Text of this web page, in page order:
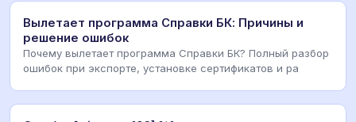
Вылетает программа Справки БК: Причины и
решение ошибок
Почему вылетает программа Справки БК? Полный разбор
ошибок при экспорте, установке сертификатов и ра